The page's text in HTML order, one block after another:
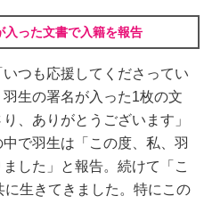
入った文書で入籍を報告
つも応援してくださってい
生の署名が入った1枚の文
、ありがとうございます」
で羽生は「この度、私、羽
した」と報告。続けて「こ
生きてきました。特にこの